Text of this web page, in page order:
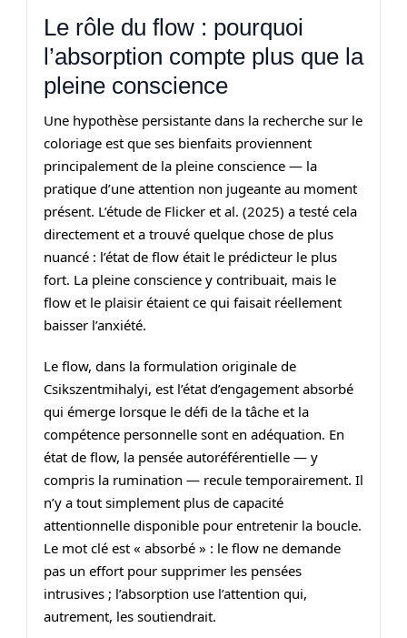
Le rôle du flow : pourquoi
l’absorption compte plus que la
pleine conscience
Une hypothèse persistante dans la recherche sur le
coloriage est que ses bienfaits proviennent
principalement de la pleine conscience — la
pratique d’une attention non jugeante au moment
présent. L’étude de Flicker et al. (2025) a testé cela
directement et a trouvé quelque chose de plus
nuancé : l’état de flow était le prédicteur le plus
fort. La pleine conscience y contribuait, mais le
flow et le plaisir étaient ce qui faisait réellement
baisser l’anxiété.
Le flow, dans la formulation originale de
Csikszentmihalyi, est l’état d’engagement absorbé
qui émerge lorsque le défi de la tâche et la
compétence personnelle sont en adéquation. En
état de flow, la pensée autoréférentielle — y
compris la rumination — recule temporairement. Il
n’y a tout simplement plus de capacité
attentionnelle disponible pour entretenir la boucle.
Le mot clé est « absorbé » : le flow ne demande
pas un effort pour supprimer les pensées
intrusives ; l’absorption use l’attention qui,
autrement, les soutiendrait.